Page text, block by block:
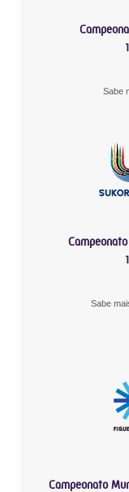
Sabe
Sabe
Campeonato